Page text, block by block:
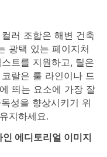
러 조합은 해변 건축
광택 있는 페이지처
트를 지원하고, 틸은
랄은 룰 라인이나 드
띄는 요소에 가장 잘
성을 향상시키기 위
지하세요.
에디토리얼 이미지